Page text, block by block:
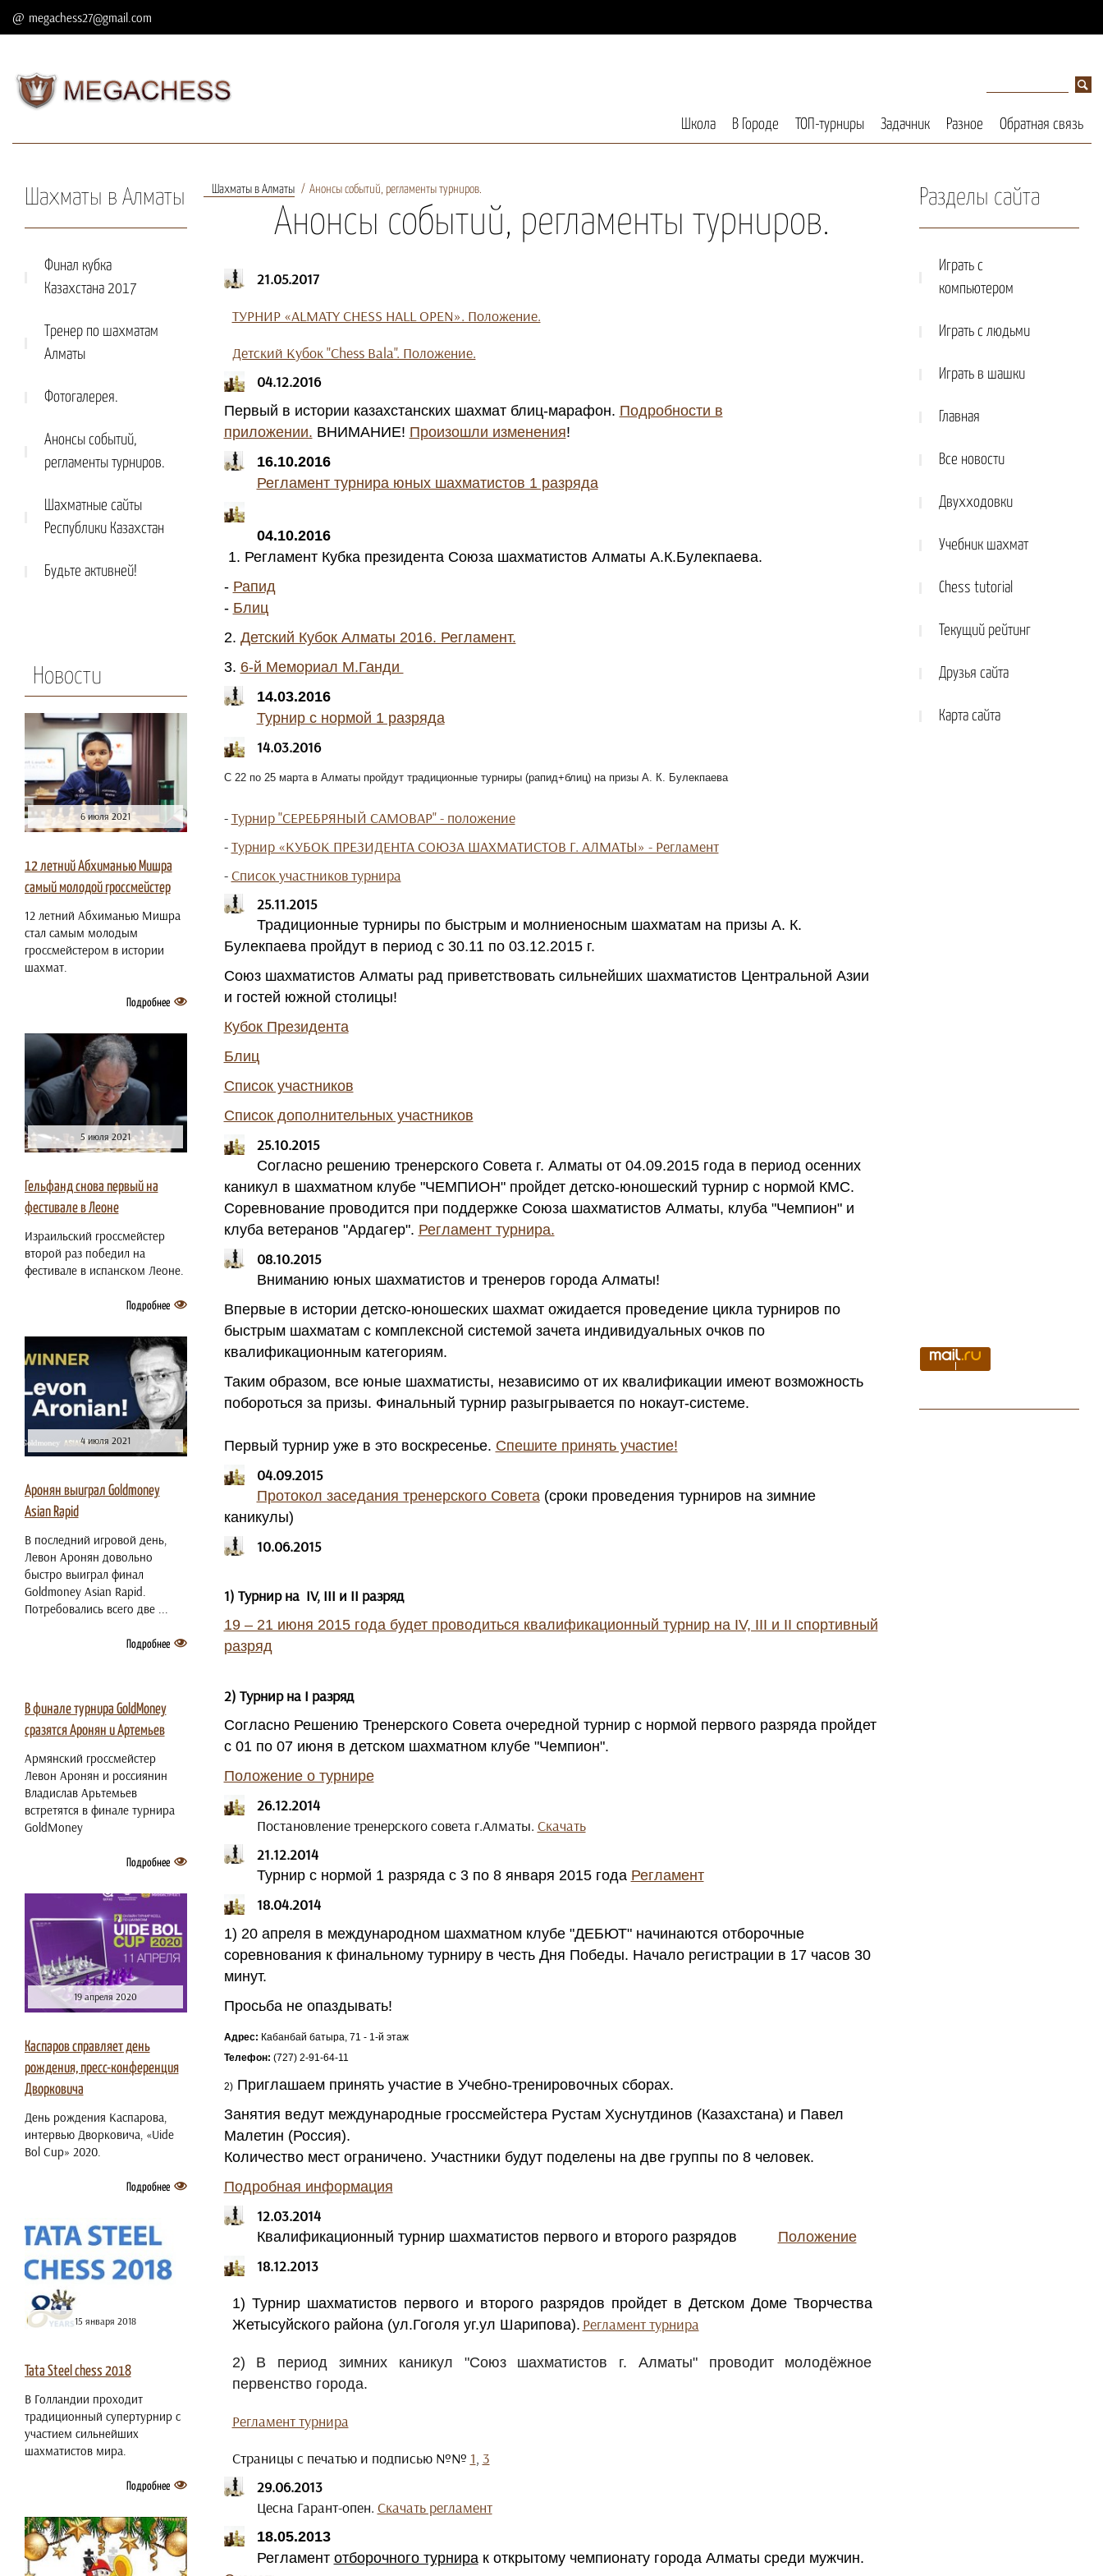
megachess27@gmail.com
Школа В Городе ТОП-турниры Задачник Разное Обратная связь
Шахматы в Алматы
Финал кубка
Казахстана 2017
Тренер по шахматам
Алматы
Фотогалерея.
Анонсы событий,
регламенты турниров.
Шахматные сайты
Республики Казахстан
Будьте активней!
Новости
6 июля 2021
12 летний Абхиманью Мишра
самый молодой гроссмейстер
12 летний Абхиманью Мишра
стал самым молодым
гроссмейстером в истории
шахмат.
Подробнее
5 июля 2021
Гельфанд снова первый на
фестивале в Леоне
Израильский гроссмейстер
второй раз победил на
фестивале в испанском Леоне.
Подробнее
4 июля 2021
Аронян выиграл Goldmoney
Asian Rapid
В последний игровой день,
Левон Аронян довольно
быстро выиграл финал
Goldmoney Asian Rapid.
Потребовались всего две ...
Подробнее
В финале турнира GoldMoney
сразятся Аронян и Артемьев
Армянский гроссмейстер
Левон Аронян и россиянин
Владислав Арьтемьев
встретятся в финале турнира
GoldMoney
Подробнее
19 апреля 2020
Каспаров справляет день
рождения, пресс-конференция
Дворковича
День рождения Каспарова,
интервью Дворковича, «Uide
Bol Cup» 2020.
Подробнее
15 января 2018
Tata Steel chess 2018
В Голландии проходит
традиционный супертурнир с
участием сильнейших
шахматистов мира.
Подробнее
Шахматы в Алматы Анонсы событий, регламенты турниров.
Анонсы событий, регламенты турниров.
21.05.2017
ТУРНИР «ALMATY CHESS HALL OPEN». Положение.
Детский Кубок "Chess Bala". Положение.
04.12.2016
Первый в истории казахстанских шахмат блиц-марафон. Подробности в
приложении. ВНИМАНИЕ! Произошли изменения!
16.10.2016
Регламент турнира юных шахматистов 1 разряда
04.10.2016
1. Регламент Кубка президента Союза шахматистов Алматы А.К.Булекпаева.
- Рапид
- Блиц
2. Детский Кубок Алматы 2016. Регламент.
3. 6-й Мемориал М.Ганди
14.03.2016
Турнир с нормой 1 разряда
14.03.2016
С 22 по 25 марта в Алматы пройдут традиционные турниры (рапид+блиц) на призы А. К. Булекпаева
-Турнир "СЕРЕБРЯНЫЙ САМОВАР" - положение
-Турнир «КУБОК ПРЕЗИДЕНТА СОЮЗА ШАХМАТИСТОВ Г. АЛМАТЫ» - Регламент
-Список участников турнира
25.11.2015
Традиционные турниры по быстрым и молниеносным шахматам на призы А. К.
Булекпаева пройдут в период с 30.11 по 03.12.2015 г.
Союз шахматистов Алматы рад приветствовать сильнейших шахматистов Центральной Азии
и гостей южной столицы!
Кубок Президента
Блиц
Список участников
Список дополнительных участников
25.10.2015
Согласно решению тренерского Совета г. Алматы от 04.09.2015 года в период осенних
каникул в шахматном клубе "ЧЕМПИОН" пройдет детско-юношеский турнир с нормой КМС.
Соревнование проводится при поддержке Союза шахматистов Алматы, клуба "Чемпион" и
клуба ветеранов "Ардагер". Регламент турнира.
08.10.2015
Вниманию юных шахматистов и тренеров города Алматы!
Впервые в истории детско-юношеских шахмат ожидается проведение цикла турниров по
быстрым шахматам с комплексной системой зачета индивидуальных очков по
квалификационным категориям.
Таким образом, все юные шахматисты, независимо от их квалификации имеют возможность
побороться за призы. Финальный турнир разыгрывается по нокаут-системе.
Первый турнир уже в это воскресенье. Спешите принять участие!
04.09.2015
Протокол заседания тренерского Совета(сроки проведения турниров на зимние
каникулы)
10.06.2015
1) Турнир на IV, III и II разряд
19 – 21 июня 2015 года будет проводиться квалификационный турнир на IV, III и II спортивный
разряд
2) Турнир на I разряд
Согласно Решению Тренерского Совета очередной турнир с нормой первого разряда пройдет
с 01 по 07 июня в детском шахматном клубе "Чемпион".
Положение о турнире
26.12.2014
Постановление тренерского совета г.Алматы. Скачать
21.12.2014
Турнир с нормой 1 разряда с 3 по 8 января 2015 года Регламент
18.04.2014
1) 20 апреля в международном шахматном клубе "ДЕБЮТ" начинаются отборочные
соревнования к финальному турниру в честь Дня Победы. Начало регистрации в 17 часов 30
минут.
Просьба не опаздывать!
Адрес: Кабанбай батыра, 71 - 1-й этаж
Телефон: (727) 2-91-64-11
2)Приглашаем принять участие в Учебно-тренировочных сборах.
Занятия ведут международные гроссмейстера Рустам Хуснутдинов (Казахстана) и Павел
Малетин (Россия).
Количество мест ограничено. Участники будут поделены на две группы по 8 человек.
Подробная информация
12.03.2014
Квалификационный турнир шахматистов первого и второго разрядов Положение
18.12.2013
1) Турнир шахматистов первого и второго разрядов пройдет в Детском Доме Творчества
Жетысуйского района (ул.Гоголя уг.ул Шарипова). Регламент турнира
2) В период зимних каникул "Союз шахматистов г. Алматы" проводит молодёжное
первенство города.
Регламент турнира
Страницы с печатью и подписью №№ 1, 3
29.06.2013
Цесна Гарант-опен. Скачать регламент
18.05.2013
Регламент отборочного турнирак открытому чемпионату города Алматы среди мужчин.
Разделы сайта
Играть с
компьютером
Играть с людьми
Играть в шашки
Главная
Все новости
Двухходовки
Учебник шахмат
Chess tutorial
Текущий рейтинг
Друзья сайта
Карта сайта